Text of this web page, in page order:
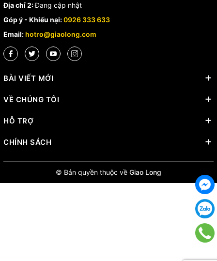
Địa chỉ 2:Đang cập nhật
Góp ý - Khiếu nại:0926 333 633
Email: hotro@giaolong.com
BÀI VIẾT MỚI
VỀ CHÚNG TÔI
HỖ TRỢ
CHÍNH SÁCH
© Bản quyền thuộc về Giao Long